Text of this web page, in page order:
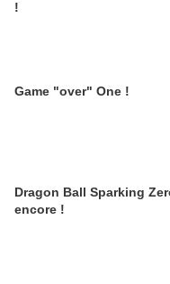
!
Game "over" One !
Dragon Ball Sparking
encore !